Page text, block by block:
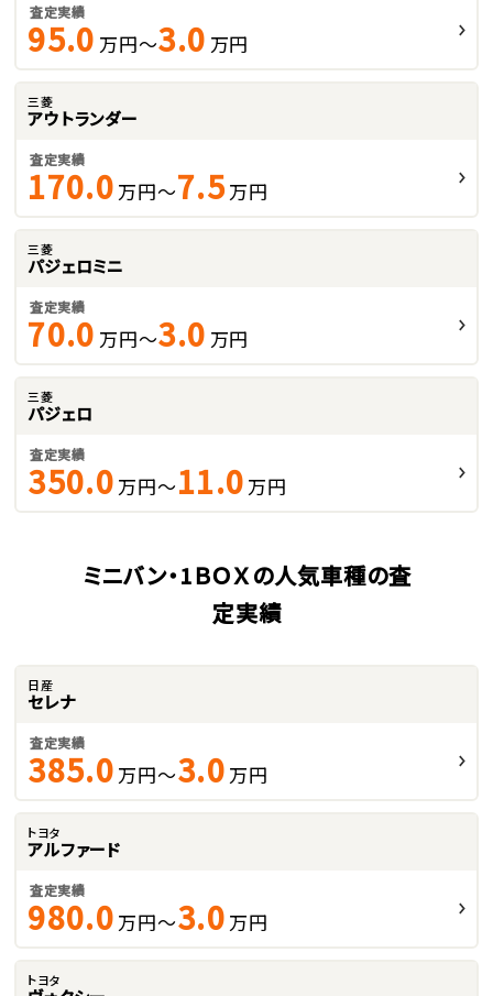
査定実績
95.0 万円～3.0 万円
三菱
アウトランダー
査定実績
170.0 万円～7.5万円
三菱
パジェロミニ
査定実績
70.0 万円～3.0 万円
三菱
パジェロ
査定実績
350.0 万円～11.0 万円
ミニバン・1ＢＯＸの人気車種の査
定実績
日産
セレナ
査定実績
385.0 万円～3.0 万円
トヨタ
アルファード
査定実績
980.0 万円～3.0 万円
トヨタ